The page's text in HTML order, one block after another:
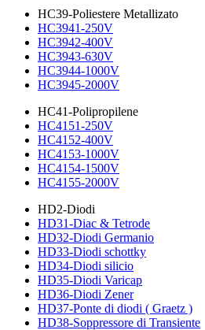
HC39-Poliestere Metallizato
HC3941-250V
HC3942-400V
HC3943-630V
HC3944-1000V
HC3945-2000V
HC41-Polipropilene
HC4151-250V
HC4152-400V
HC4153-1000V
HC4154-1500V
HC4155-2000V
HD2-Diodi
HD31-Diac & Tetrode
HD32-Diodi Germanio
HD33-Diodi schottky
HD34-Diodi silicio
HD35-Diodi Varicap
HD36-Diodi Zener
HD37-Ponte di diodi ( Graetz )
HD38-Soppressore di Transiente